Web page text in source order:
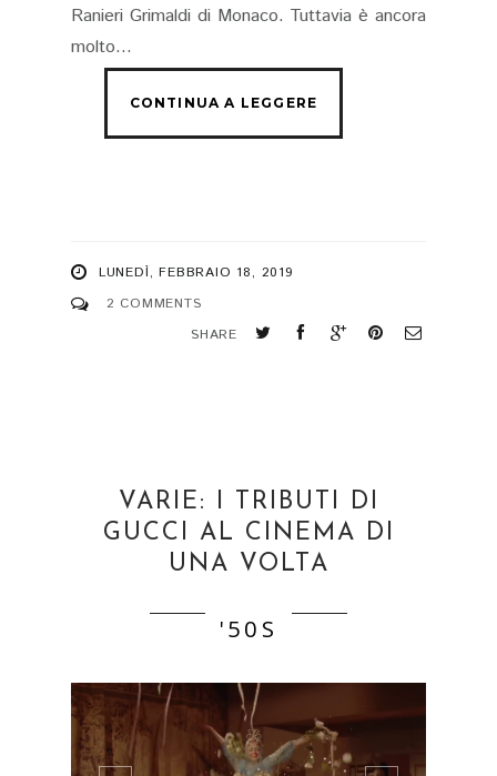
Ranieri Grimaldi di Monaco. Tuttavia è ancora
molto...
LUNEDÌ, FEBBRAIO 18, 2019
2 COMMENTS
SHARE
VARIE: I TRIBUTI DI
GUCCI AL CINEMA DI
UNA VOLTA
'50S